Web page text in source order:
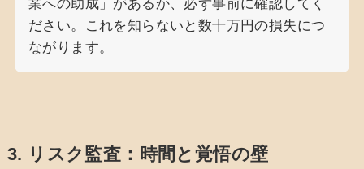
業への助成」があるか、必ず事前に確認してく
ださい。これを知らないと数十万円の損失につ
ながります。
3. リスク監査：時間と覚悟の壁